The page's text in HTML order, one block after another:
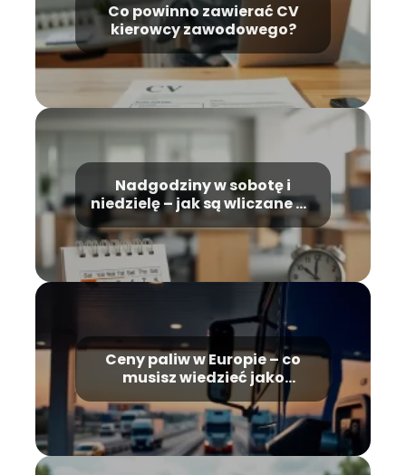
Co powinno zawierać CV
kierowcy zawodowego?
Nadgodziny w sobotę i
niedzielę – jak są wliczane do
wynagrodzenia?
Ceny paliw w Europie – co
musisz wiedzieć jako
zawodowy kierowca
ciężarówki?